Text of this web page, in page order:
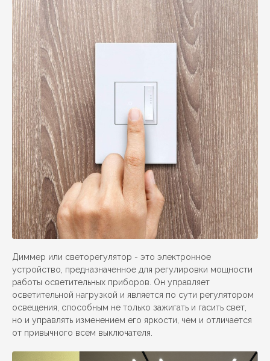
Диммер или светорегулятор - это электронное
устройство, предназначенное для регулировки мощности
работы осветительных приборов. Он управляет
осветительной нагрузкой и является по сути регулятором
освещения, способным не только зажигать и гасить свет,
но и управлять изменением его яркости, чем и отличается
от привычного всем выключателя.